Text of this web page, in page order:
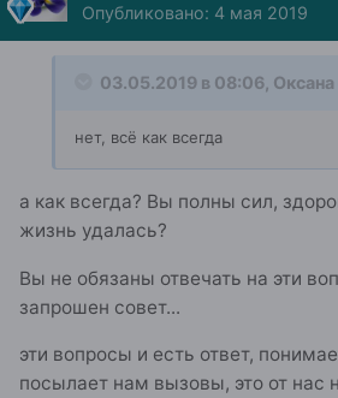
Опубликовано: 4 мая 2019
03.05.2019 в 08:06, Оксана
нет, всё как всегда
а как всегда? Вы полны сил,
жизнь удалась?
Вы не обязаны отвечать на эти
запрошен совет...
эти вопросы и есть ответ,
посылает нам вызовы, это от нас